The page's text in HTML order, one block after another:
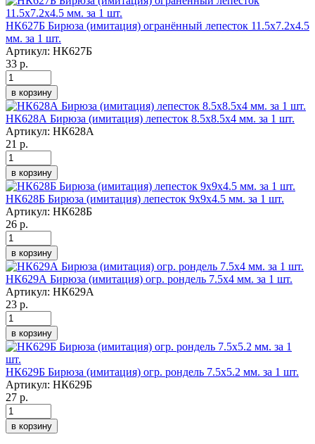
НК627Б Бирюза (имитация) огранённый лепесток 11.5х7.2х4.5
мм. за 1 шт.
Артикул: НК627Б
33 р.
в корзину
НК628А Бирюза (имитация) лепесток 8.5х8.5х4 мм. за 1 шт.
Артикул: НК628А
21 р.
в корзину
НК628Б Бирюза (имитация) лепесток 9х9х4.5 мм. за 1 шт.
Артикул: НК628Б
26 р.
в корзину
НК629А Бирюза (имитация) огр. рондель 7.5х4 мм. за 1 шт.
Артикул: НК629А
23 р.
в корзину
НК629Б Бирюза (имитация) огр. рондель 7.5х5.2 мм. за 1 шт.
Артикул: НК629Б
27 р.
в корзину